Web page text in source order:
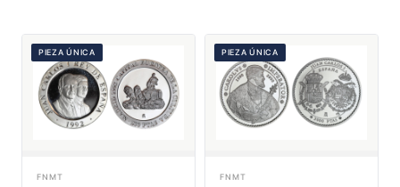
PIEZA ÚNICA
FNMT
PIEZA ÚNICA
FNMT